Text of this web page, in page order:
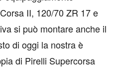
II, 120/70 ZR 17 e
si può montare anche il
di oggi la nostra è
di Pirelli Supercorsa